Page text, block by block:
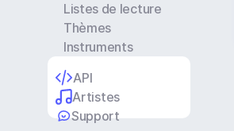
Listes de lecture
Thèmes
Instruments
API
Artistes
Support